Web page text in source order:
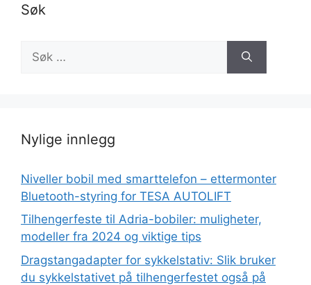
Søk
Nylige innlegg
Niveller bobil med smarttelefon – ettermonter
Bluetooth-styring for TESA AUTOLIFT
Tilhengerfeste til Adria-bobiler: muligheter,
modeller fra 2024 og viktige tips
Dragstangadapter for sykkelstativ: Slik bruker
du sykkelstativet på tilhengerfestet også på